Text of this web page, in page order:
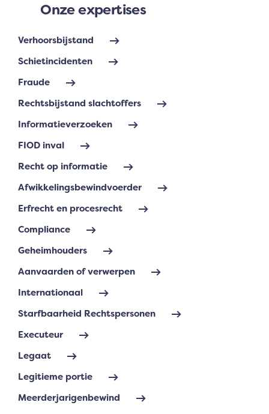
Onze expertises
Verhoorsbijstand
Schietincidenten
Fraude
Rechtsbijstand slachtoffers
Informatieverzoeken
FIOD inval
Recht op informatie
Afwikkelingsbewindvoerder
Erfrecht en procesrecht
Compliance
Geheimhouders
Aanvaarden of verwerpen
Internationaal
Starfbaarheid Rechtspersonen
Executeur
Legaat
Legitieme portie
Meerderjarigenbewind